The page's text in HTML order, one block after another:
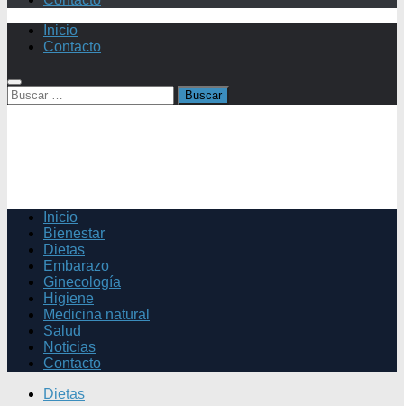
Inicio
Contacto
Buscar:
Inicio
Bienestar
Dietas
Embarazo
Ginecología
Higiene
Medicina natural
Salud
Noticias
Contacto
Dietas